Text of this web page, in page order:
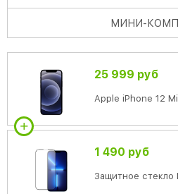
МИНИ-
25 999 руб
Apple iPhone 12
1 490 руб
Защитное стекло